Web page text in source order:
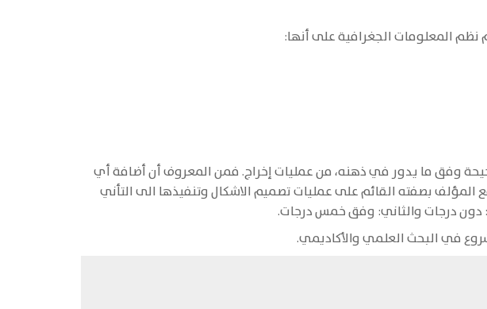
وفق ما يدور في ذهنه، من عمليات إخراج. فمن المعروف أن أضافة أي
بصفته القائم على عمليات تصميم الاشكال وتنفيذها الى التأني
دون درجات والثاني: وفق خمس درجات.